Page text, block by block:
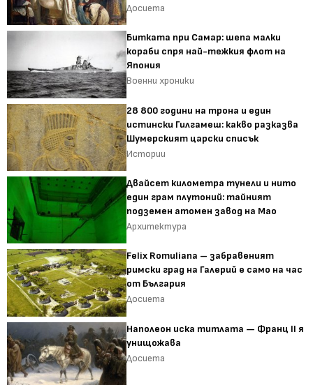
Досиета
Битката при Самар: шепа малки
кораби спря най-тежкия флот на
Япония
Военни хроники
28 800 години на трона и един
истински Гилгамеш: какво разказва
Шумерският царски списък
Истории
Двайсет километра тунели и нито
един грам плутоний: тайният
подземен атомен завод на Мао
Архитектура
Felix Romuliana – забравеният
римски град на Галерий е само на час
от България
Досиета
Наполеон иска титлата — Франц II я
унищожава
Досиета